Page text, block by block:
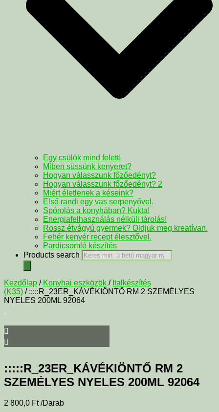
Egy csülök mind felett!
Miben süssünk kenyeret?
Hogyan válasszunk főzőedényt?
Hogyan válasszunk főzőedényt? 2
Miért életlenek a késeink?
Első randi egy vas serpenyővel.
Spórolás a konyhában? Kukta!
Energiafelhasználás nélküli tárolás!
Rossz étvágyú gyermek? Oldjuk meg kreatívan.
Fehér kenyér recept élesztővel.
Pardicsomlé készítés
Products search
Kezdőlap / Konyhai eszközök / Italkészítés
(K35) / :::::R_23ER_KÁVÉKIÖNTŐ RM 2 SZEMÉLYES
NYELES 200ML 92064
:::::R_23ER_KÁVÉKIÖNTŐ RM 2
SZEMÉLYES NYELES 200ML 92064
2 800,0 Ft /Darab